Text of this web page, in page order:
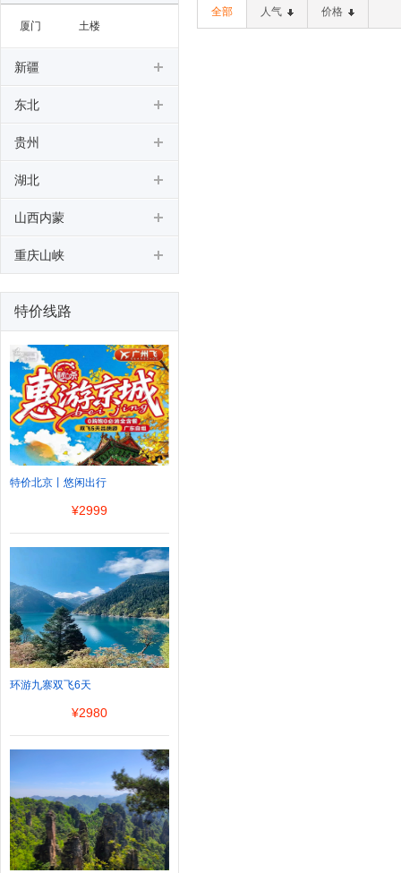
全部 人气 价格
厦门 土楼
新疆
东北
贵州
湖北
山西内蒙
重庆山峡
特价线路
特价北京丨悠闲出行
¥2999
环游九寨双飞6天
¥2980